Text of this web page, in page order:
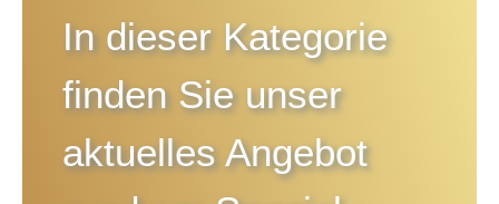
In dieser Kategorie
finden Sie unser
aktuelles Angebot